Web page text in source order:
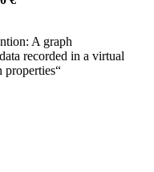
A graph
recorded in a virtual